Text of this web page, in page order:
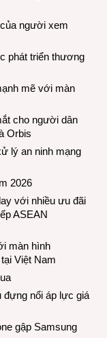
người xem
phát triển thương
mẽ với màn
cho người dân
Orbis
lý an ninh mạng
2026
với nhiều ưu đãi
ASEAN
màn hình
Việt Nam
đựng nổi áp lực giá
gập Samsung